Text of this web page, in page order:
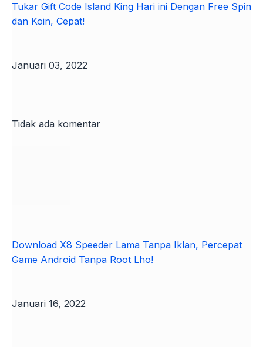
Tukar Gift Code Island King Hari ini Dengan Free Spin
dan Koin, Cepat!
Januari 03, 2022
Tidak ada komentar
Download X8 Speeder Lama Tanpa Iklan, Percepat
Game Android Tanpa Root Lho!
Januari 16, 2022